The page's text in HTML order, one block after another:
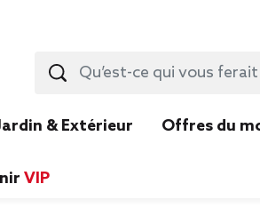
& Extérieur Offres du
VIP